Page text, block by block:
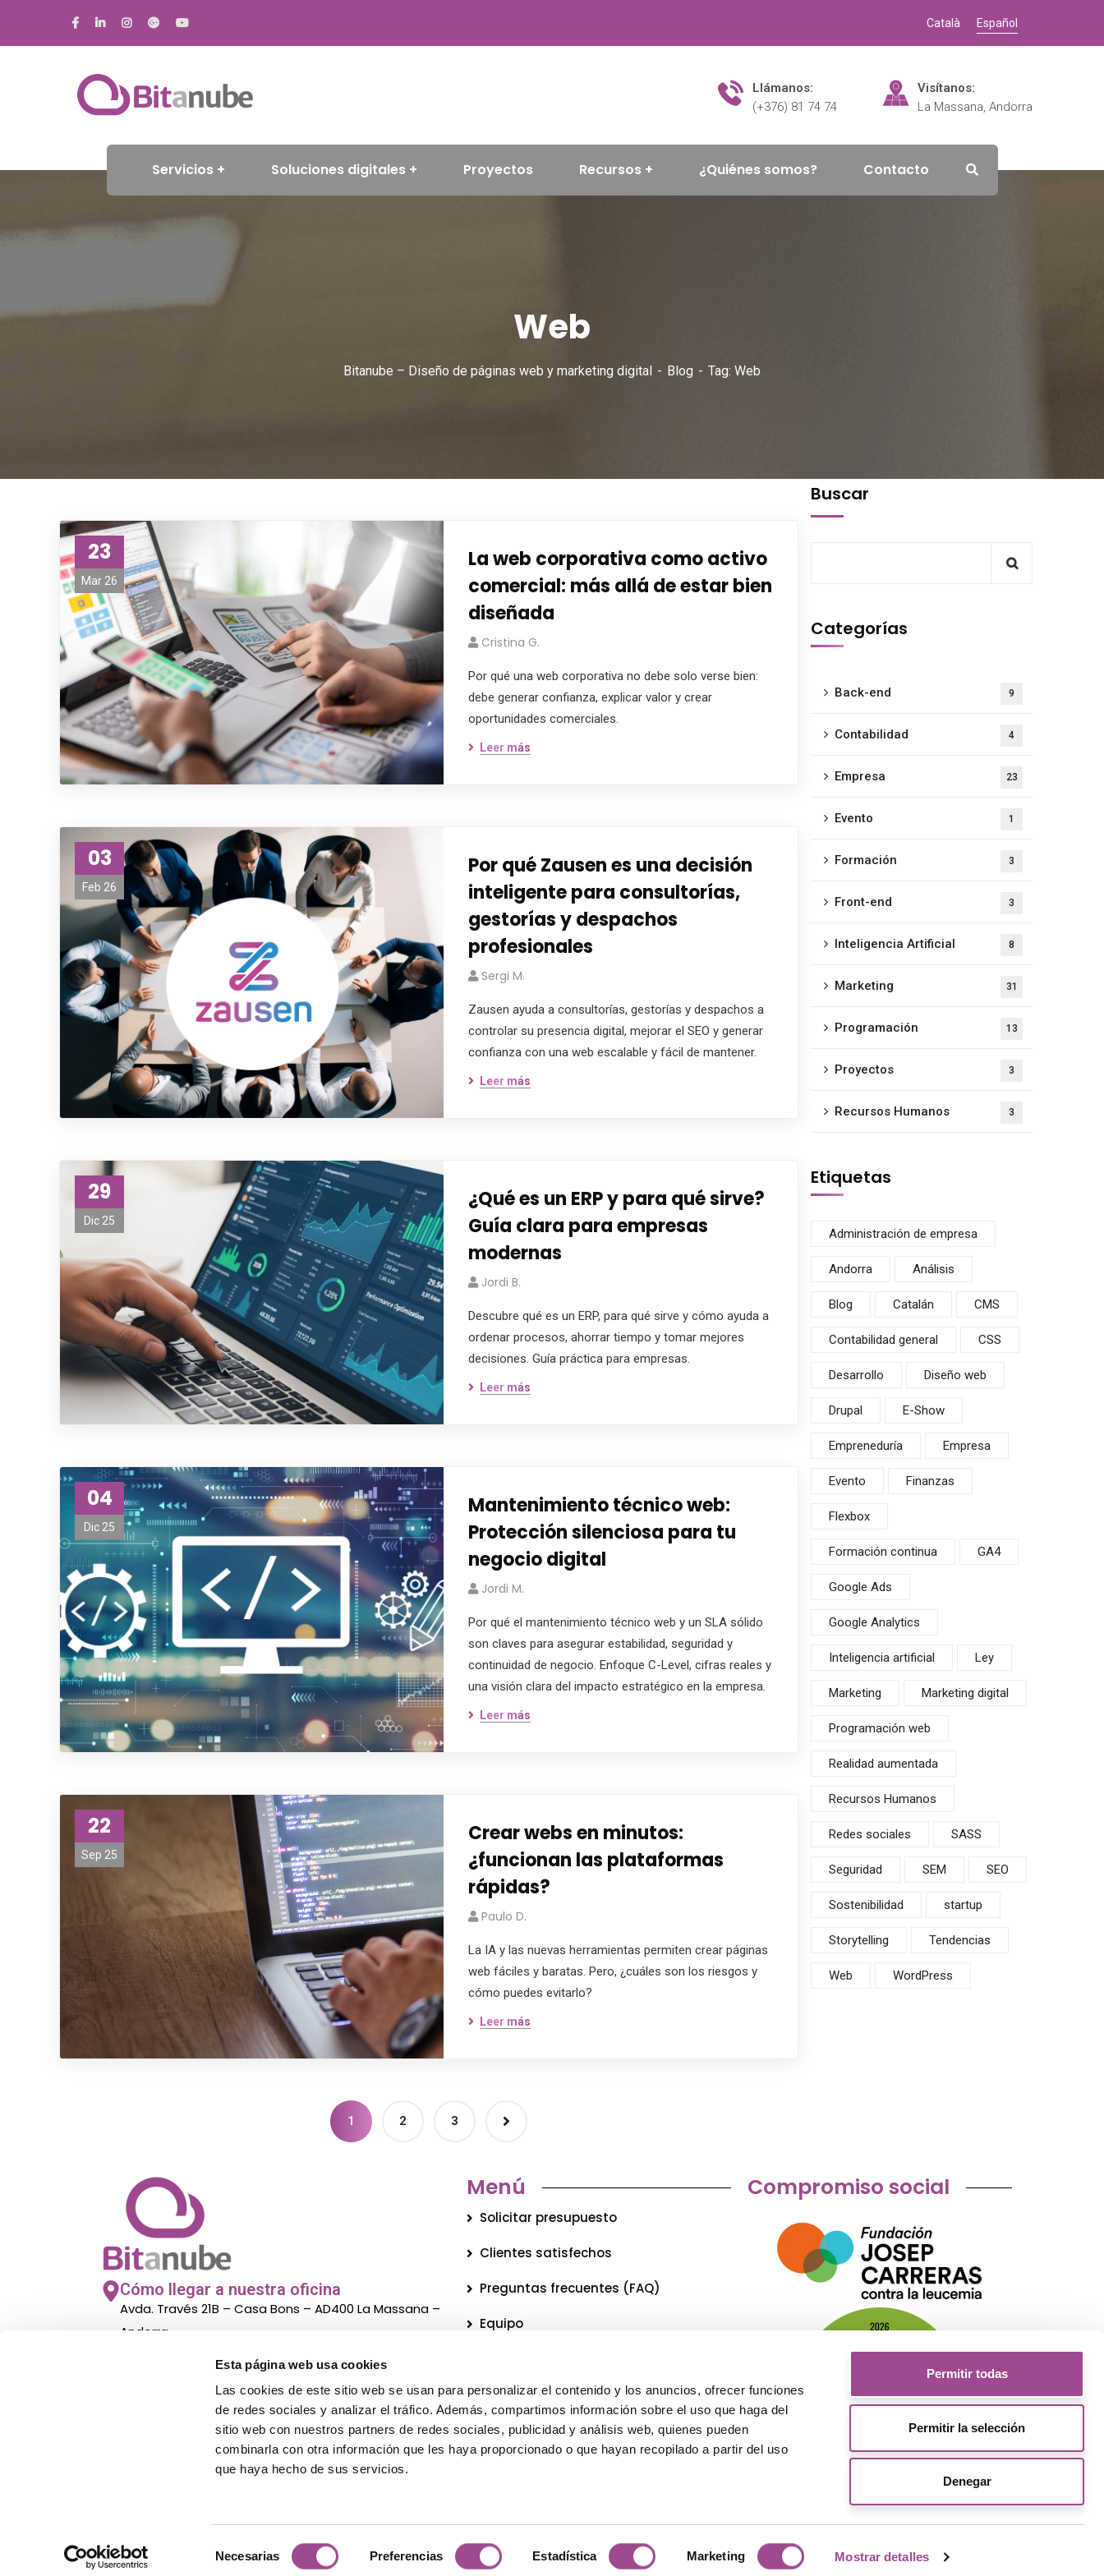
Esta página web usa cookies
Las cookies de este sitio web se usan para personalizar el contenido y los anuncios, ofrecer funciones
de redes sociales y analizar el tráfico. Además, compartimos información sobre el uso que haga del
sitio web con nuestros partners de redes sociales, publicidad y análisis web, quienes pueden
combinarla con otra información que les haya proporcionado o que hayan recopilado a partir del uso
que haya hecho de sus servicios.
Necesarias Preferencias Estadística Marketing Mostrar detalles
Permitir todas
Permitir la selección
Denegar
Català Español
Llámanos:
(+376) 81 74 74
Visítanos:
La Massana, Andorra
Servicios Soluciones digitales Proyectos Recursos ¿Quiénes somos? Contacto
Web
Bitanube – Diseño de páginas web y marketing digital Blog Tag: Web
23
Mar 26
La web corporativa como activo
comercial: más allá de estar bien
diseñada
Cristina G.
Por qué una web corporativa no debe solo verse bien:
debe generar confianza, explicar valor y crear
oportunidades comerciales.
Leer más
03
Feb 26
Por qué Zausen es una decisión
inteligente para consultorías,
gestorías y despachos
profesionales
Sergi M.
Zausen ayuda a consultorías, gestorías y despachos a
controlar su presencia digital, mejorar el SEO y generar
confianza con una web escalable y fácil de mantener.
Leer más
29
Dic 25
¿Qué es un ERP y para qué sirve?
Guía clara para empresas
modernas
Jordi B.
Descubre qué es un ERP, para qué sirve y cómo ayuda a
ordenar procesos, ahorrar tiempo y tomar mejores
decisiones. Guía práctica para empresas.
Leer más
04
Dic 25
Mantenimiento técnico web:
Protección silenciosa para tu
negocio digital
Jordi M.
Por qué el mantenimiento técnico web y un SLA sólido
son claves para asegurar estabilidad, seguridad y
continuidad de negocio. Enfoque C-Level, cifras reales y
una visión clara del impacto estratégico en la empresa.
Leer más
22
Sep 25
Crear webs en minutos:
¿funcionan las plataformas
rápidas?
Paulo D.
La IA y las nuevas herramientas permiten crear páginas
web fáciles y baratas. Pero, ¿cuáles son los riesgos y
cómo puedes evitarlo?
Leer más
1 2 3
Buscar
Categorías
Back-end 9
Contabilidad 4
Empresa 23
Evento 1
Formación 3
Front-end 3
Inteligencia Artificial 8
Marketing 31
Programación 13
Proyectos 3
Recursos Humanos 3
Etiquetas
Administración de empresa
Andorra Análisis
Blog Catalán CMS
Contabilidad general CSS
Desarrollo Diseño web
Drupal E-Show
Empreneduría Empresa
Evento Finanzas
Flexbox
Formación continua GA4
Google Ads
Google Analytics
Inteligencia artificial Ley
Marketing Marketing digital
Programación web
Realidad aumentada
Recursos Humanos
Redes sociales SASS
Seguridad SEM SEO
Sostenibilidad startup
Storytelling Tendencias
Web WordPress
Cómo llegar a nuestra oficina
Avda. Través 21B – Casa Bons – AD400 La Massana –
Andorra
Nuestro horario de atención al público
De lunes a viernes de 8.00h a 14:00h
Menú
Solicitar presupuesto
Clientes satisfechos
Preguntas frecuentes (FAQ)
Equipo
Boletín informativo
Legal
Protección de datos
Compromiso social